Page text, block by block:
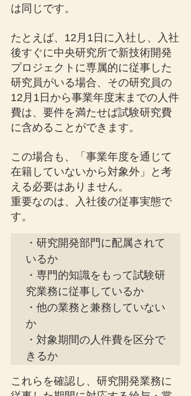
は同じです。
たとえば、12月1日に入社し、入社
後すぐに中央研究所で新技術開発
プロジェクトに専属的に従事した
研究員がいる場合、その研究員の
12月1日から事業年度末までの人件
費は、要件を満たせば試験研究費
に含めることができます。
この場合も、「事業年度を通じて
在籍していないから対象外」と考
える必要はありません。
重要なのは、入社後の従事実態で
す。
・研究開発部門に配属されて
いるか
・専門的知識をもって試験研
究業務に従事しているか
・他の業務と兼務していない
か
・対象期間の人件費を区分で
きるか
これらを確認し、研究開発業務に